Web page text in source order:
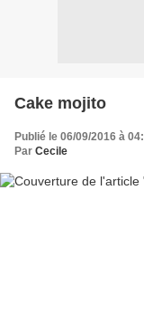
Cake mojito
Publié le 06/09/2016 à
Par Cecile